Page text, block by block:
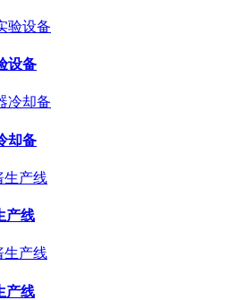
设备
却备
产线
产线